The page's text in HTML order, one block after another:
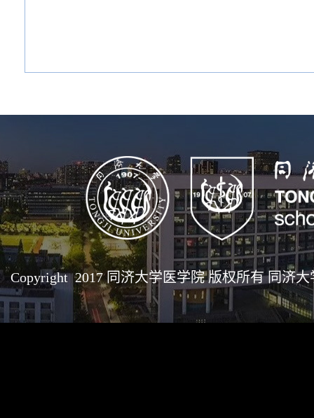
Copyright 2017 同济大学医学院 版权所有 同济